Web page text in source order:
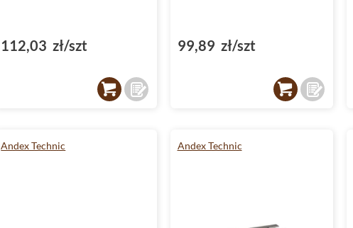
112,03 zł/szt 99,89 zł/szt
Andex Technic Andex Technic